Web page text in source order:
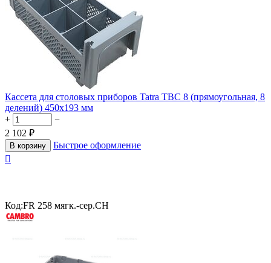
Кассета для столовых приборов Tatra TBC 8 (прямоугольная, 8
делений) 450х193 мм
+
−
2 102 ₽
В корзину
Быстрое оформление

Код:FR 258 мягк.-сер.CH